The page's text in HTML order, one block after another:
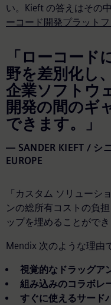
い。Kieft の答えはその
ーコード開発プラット
「ローコード
野を差別化し
企業ソフトウ
開発の間のギ
できます。」
SANDER KIEFT / シ
EUROPE
「カスタム ソリューシ
ンの総所有コストの負
ップを埋めることができ
Mendix 次のような理由
視覚的なドラッグア
組み込みのコラボレ
すぐに使えるサード